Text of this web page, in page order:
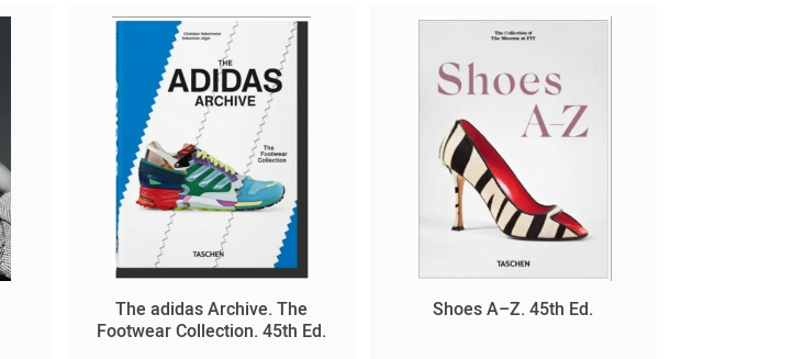
The adidas Archive. The
Footwear Collection. 45th Ed.
Shoes A–Z. 45th Ed.